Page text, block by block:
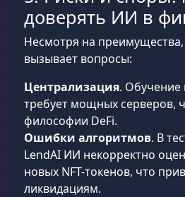
доверять ИИ в
Несмотря на преимущества,
вызывает вопросы:
Централизация. Обучение
требует мощных серверов,
философии DeFi.
Ошибки алгоритмов. В
LendAI ИИ некорректно
новых NFT-токенов, что
ликвидациям.